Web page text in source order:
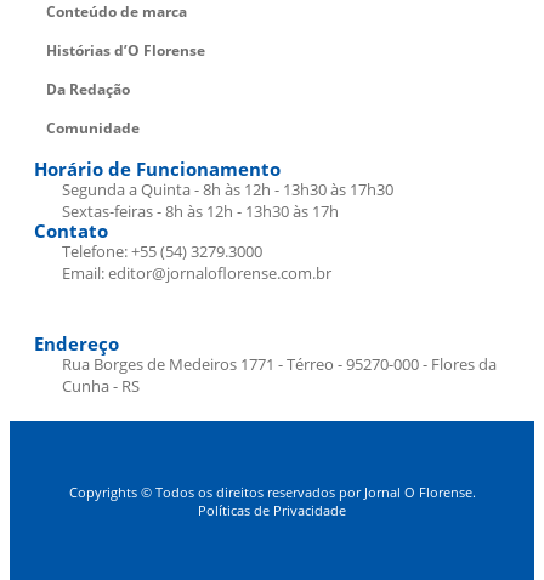
Conteúdo de marca
Histórias d’O Florense
Da Redação
Comunidade
Horário de Funcionamento
Segunda a Quinta - 8h às 12h - 13h30 às 17h30
Sextas-feiras - 8h às 12h - 13h30 às 17h
Contato
Telefone: +55 (54) 3279.3000
Email: editor@jornaloflorense.com.br
Endereço
Rua Borges de Medeiros 1771 - Térreo - 95270-000 - Flores da
Cunha - RS
Copyrights © Todos os direitos reservados por Jornal O Florense.
Políticas de Privacidade